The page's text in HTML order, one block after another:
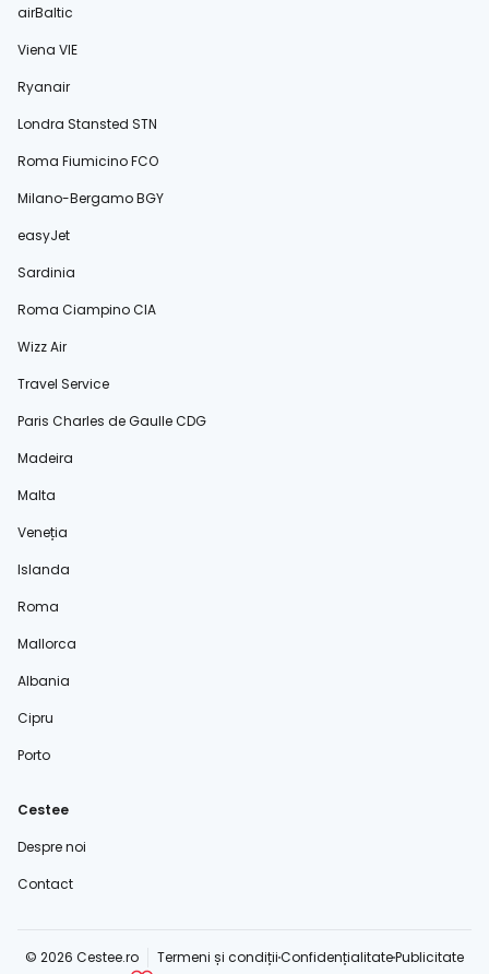
airBaltic
Viena VIE
Ryanair
Londra Stansted STN
Roma Fiumicino FCO
Milano-Bergamo BGY
easyJet
Sardinia
Roma Ciampino CIA
Wizz Air
Travel Service
Paris Charles de Gaulle CDG
Madeira
Malta
Veneția
Islanda
Roma
Mallorca
Albania
Cipru
Porto
Cestee
Despre noi
Contact
© 2026 Cestee.ro Termeni și condițiiConfidențialitatePublicitate